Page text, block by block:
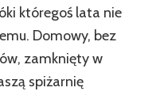
któregoś lata nie
Domowy, bez
zamknięty w
spiżarnię